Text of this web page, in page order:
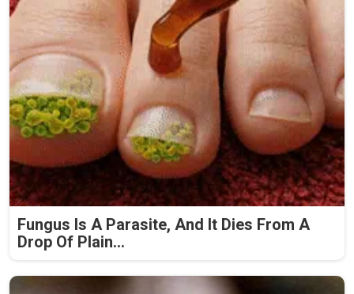
Fungus Is A Parasite, And It Dies From A
Drop Of Plain...